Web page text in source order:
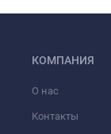
КОМПАНИЯ
О нас
Контакты